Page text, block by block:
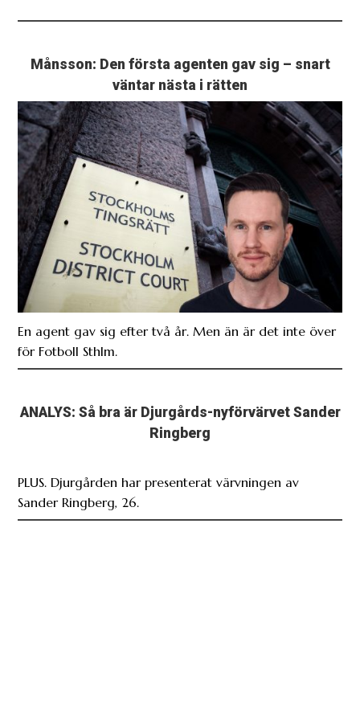
Månsson: Den första agenten gav sig – snart
väntar nästa i rätten
En agent gav sig efter två år. Men än är det inte över
för Fotboll Sthlm.
ANALYS: Så bra är Djurgårds-nyförvärvet Sander
Ringberg
PLUS. Djurgården har presenterat värvningen av
Sander Ringberg, 26.